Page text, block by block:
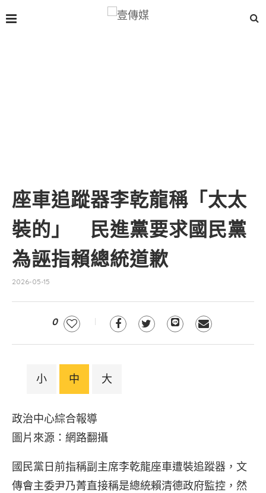
座車追蹤器李乾龍稱「太太
裝的」 民進黨要求國民黨
為誣指賴總統道歉
2026-05-15
0
小 中 大
政治中心綜合報導
圖片來源：網路翻攝
國民黨日前指稱副主席李乾龍座車遭裝追蹤器，文
傳會主委尹乃菁直接稱是總統賴清德政府監控，然